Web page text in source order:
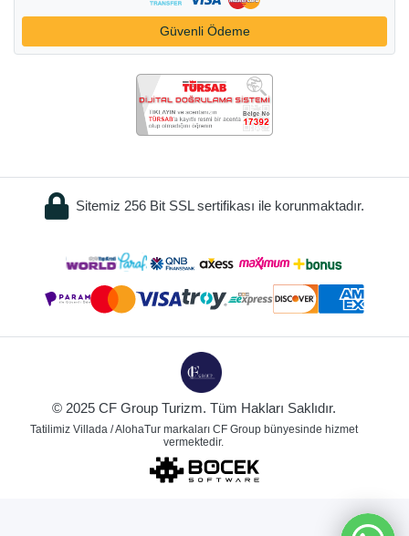
Güvenli Ödeme
Sitemiz 256 Bit SSL sertifikası ile korunmaktadır.
© 2025 CF Group Turizm. Tüm Hakları Saklıdır.
Tatilimiz Villada / AlohaTur markaları CF Group bünyesinde hizmet
vermektedir.